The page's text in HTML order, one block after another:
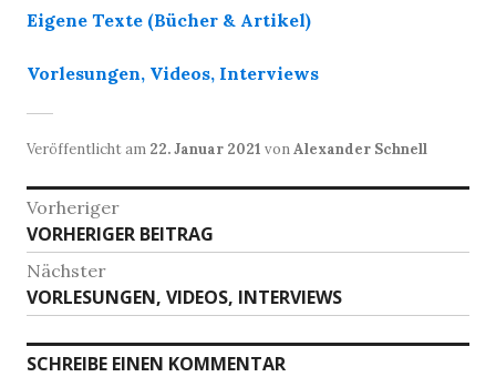
Eigene Texte (Bücher & Artikel)
Vorlesungen, Videos, Interviews
Veröffentlicht am 22. Januar 2021 vonAlexander Schnell
Beitragsnavigation
Vorheriger
Vorheriger
Beitrag:
VORHERIGER BEITRAG
Nächster
Nächster
Beitrag:
VORLESUNGEN, VIDEOS, INTERVIEWS
SCHREIBE EINEN KOMMENTAR